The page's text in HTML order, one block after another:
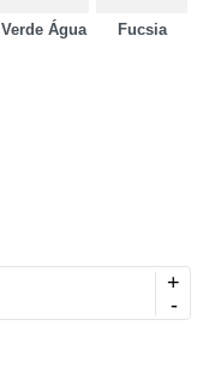
Verde Água Fucsia
+
-